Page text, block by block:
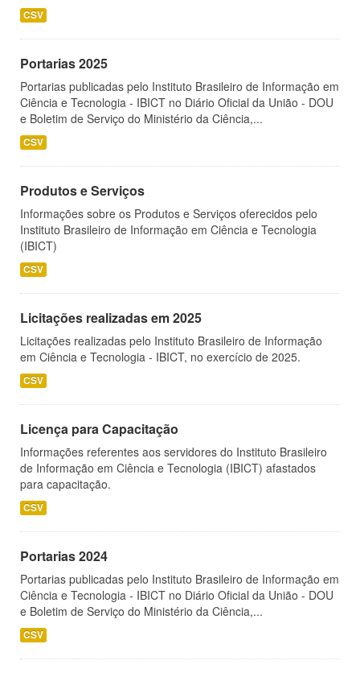
CSV
Portarias 2025
Portarias publicadas pelo Instituto Brasileiro de Informação em
Ciência e Tecnologia - IBICT no Diário Oficial da União - DOU
e Boletim de Serviço do Ministério da Ciência,...
CSV
Produtos e Serviços
Informações sobre os Produtos e Serviços oferecidos pelo
Instituto Brasileiro de Informação em Ciência e Tecnologia
(IBICT)
CSV
Licitações realizadas em 2025
Licitações realizadas pelo Instituto Brasileiro de Informação
em Ciência e Tecnologia - IBICT, no exercício de 2025.
CSV
Licença para Capacitação
Informações referentes aos servidores do Instituto Brasileiro
de Informação em Ciência e Tecnologia (IBICT) afastados
para capacitação.
CSV
Portarias 2024
Portarias publicadas pelo Instituto Brasileiro de Informação em
Ciência e Tecnologia - IBICT no Diário Oficial da União - DOU
e Boletim de Serviço do Ministério da Ciência,...
CSV